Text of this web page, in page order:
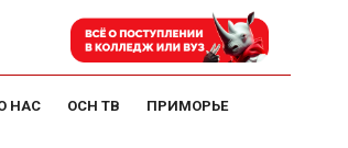
НАС ОСН ТВ ПРИМОРЬЕ